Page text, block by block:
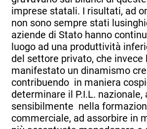
imprese statali. I risultati, ad
non sono sempre stati
aziende di Stato hanno
luogo ad una produttività
del settore privato, che invece
manifestato un dinamismo
contribuendo in maniera
determinare il P.I.L. nazionale,
sensibilmente nella
commerciale, ad assorbire in